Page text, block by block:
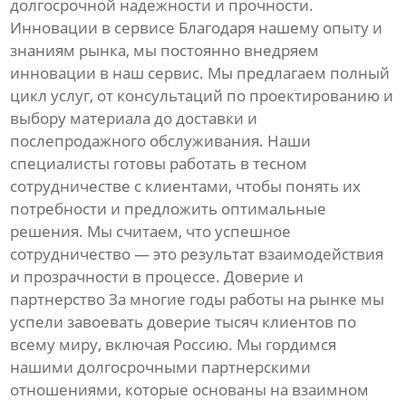
долгосрочной надежности и прочности.
Инновации в сервисе Благодаря нашему опыту и
знаниям рынка, мы постоянно внедряем
инновации в наш сервис. Мы предлагаем полный
цикл услуг, от консультаций по проектированию и
выбору материала до доставки и
послепродажного обслуживания. Наши
специалисты готовы работать в тесном
сотрудничестве с клиентами, чтобы понять их
потребности и предложить оптимальные
решения. Мы считаем, что успешное
сотрудничество — это результат взаимодействия
и прозрачности в процессе. Доверие и
партнерство За многие годы работы на рынке мы
успели завоевать доверие тысяч клиентов по
всему миру, включая Россию. Мы гордимся
нашими долгосрочными партнерскими
отношениями, которые основаны на взаимном